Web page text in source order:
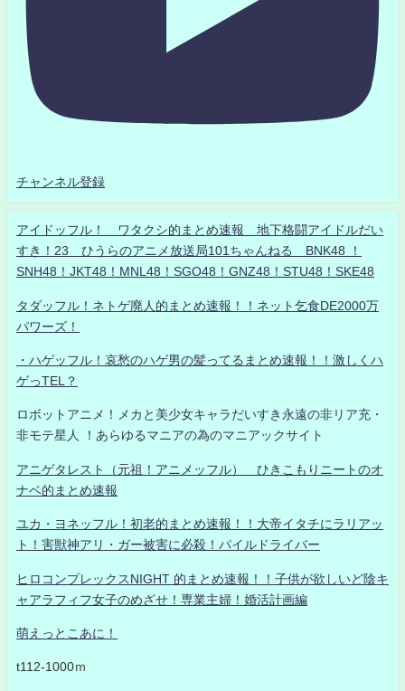
チャンネル登録
アイドッフル！ ワタクシ的まとめ速報 地下格闘アイドルだい
すき！23 ひうらのアニメ放送局101ちゃんねる BNK48 ！
SNH48！JKT48！MNL48！SGO48！GNZ48！STU48！SKE48
タダッフル！ネトゲ廃人的まとめ速報！！ネット乞食DE2000万
パワーズ！
・ハゲッフル！哀愁のハゲ男の髪ってるまとめ速報！！激しくハ
ゲっTEL？
ロボットアニメ！メカと美少女キャラだいすき永遠の非リア充・
非モテ星人 ！あらゆるマニアの為のマニアックサイト
アニゲタレスト（元祖！アニメッフル） ひきこもりニートのオ
ナベ的まとめ速報
ユカ・ヨネッフル！初老的まとめ速報！！大帝イタチにラリアッ
ト！害獣神アリ・ガー被害に必殺！パイルドライバー
ヒロコンプレックスNIGHT 的まとめ速報！！子供が欲しいど陰キ
ャアラフィフ女子のめざせ！専業主婦！婚活計画編
萌えっとこあに！
t112-1000ｍ